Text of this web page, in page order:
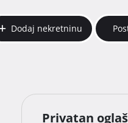
Dodaj nekretninu
Privatan